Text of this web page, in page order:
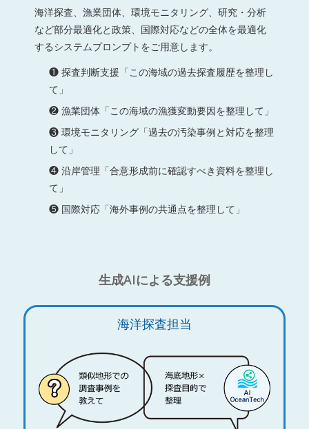
海洋探査、漁業団体、環境モニタリング、研究・分析
など部分最適化と政策、国際対応などの全体を最適化
するシステムプロンプトをご用意します。
❶ 探査判断支援「この海域の過去探査履歴を整理し
て」
❷ 漁業団体「この海域の漁獲変動要因を整理して」
❸ 環境モニタリング「過去の汚染事例と対応を整理
して」
❹ 沿岸管理「合意形成前に確認すべき資料を整理し
て」
❺ 国際対応「海外事例の共通点を整理して」
生成AIによる支援例
海洋探査担当